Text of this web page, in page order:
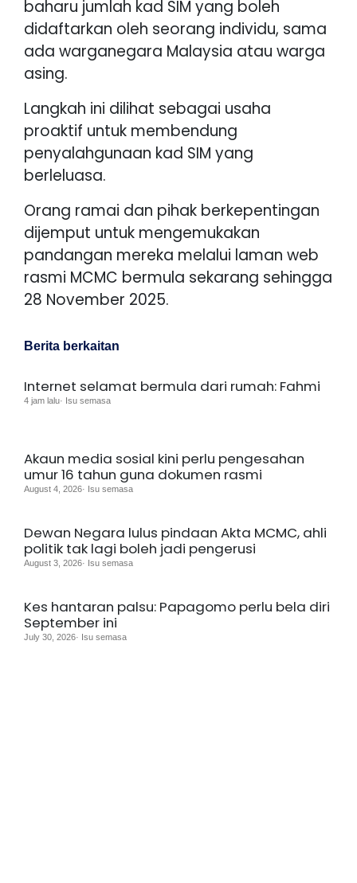
baharu jumlah kad SIM yang boleh
didaftarkan oleh seorang individu, sama
ada warganegara Malaysia atau warga
asing.
Langkah ini dilihat sebagai usaha
proaktif untuk membendung
penyalahgunaan kad SIM yang
berleluasa.
Orang ramai dan pihak berkepentingan
dijemput untuk mengemukakan
pandangan mereka melalui laman web
rasmi MCMC bermula sekarang sehingga
28 November 2025.
Berita berkaitan
Internet selamat bermula dari rumah: Fahmi
4 jam lalu· Isu semasa
Akaun media sosial kini perlu pengesahan
umur 16 tahun guna dokumen rasmi
August 4, 2026· Isu semasa
Dewan Negara lulus pindaan Akta MCMC, ahli
politik tak lagi boleh jadi pengerusi
August 3, 2026· Isu semasa
Kes hantaran palsu: Papagomo perlu bela diri
September ini
July 30, 2026· Isu semasa